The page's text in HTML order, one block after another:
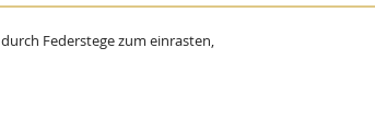
Federstege zum einrasten,